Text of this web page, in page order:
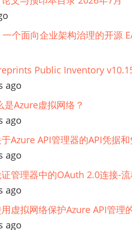
个面向企业架构治理的开源
Public Inventory
ago
是Azure虚拟网络？
ago
于Azure API管理器的API凭据
ago
证管理器中的OAuth 2.0连接-
ago
用虚拟网络保护Azure API管理
ago